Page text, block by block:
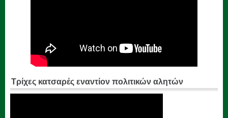
Τρίχες κατσαρές εναντίον πολιτικών αλητών